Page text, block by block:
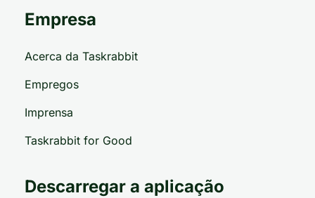
Empresa
Acerca da Taskrabbit
Empregos
Imprensa
Taskrabbit for Good
Descarregar a aplicação